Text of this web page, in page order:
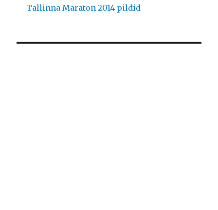
Tallinna Maraton 2014 pildid